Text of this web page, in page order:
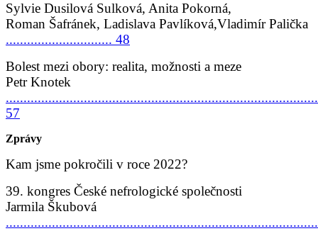
Sylvie Dusilová Sulková, Anita Pokorná,
Roman Šafránek, Ladislava Pavlíková,Vladimír Palička
.............................. 48
Bolest mezi obory: realita, možnosti a meze
Petr Knotek
57
Zprávy
Kam jsme pokročili v roce 2022?
39. kongres České nefrologické společnosti
Jarmila Škubová